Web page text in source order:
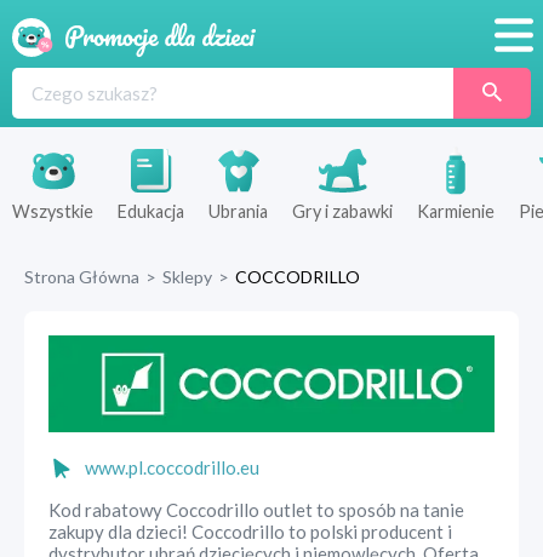
Produkty
Sklepy
Wszystkie Edukacja Ubrania Gry i zabawki Karmienie
Strona Główna > Sklepy > COCCODRILLO
www.pl.coccodrillo.eu
Kod rabatowy Coccodrillo outlet to sposób na tanie
zakupy dla dzieci! Coccodrillo to polski producent i